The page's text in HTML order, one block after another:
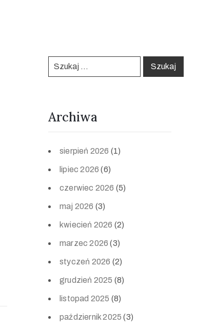
Archiwa
sierpień 2026 (1)
lipiec 2026 (6)
czerwiec 2026 (5)
maj 2026 (3)
kwiecień 2026 (2)
marzec 2026 (3)
styczeń 2026 (2)
grudzień 2025 (8)
listopad 2025 (8)
październik 2025 (3)